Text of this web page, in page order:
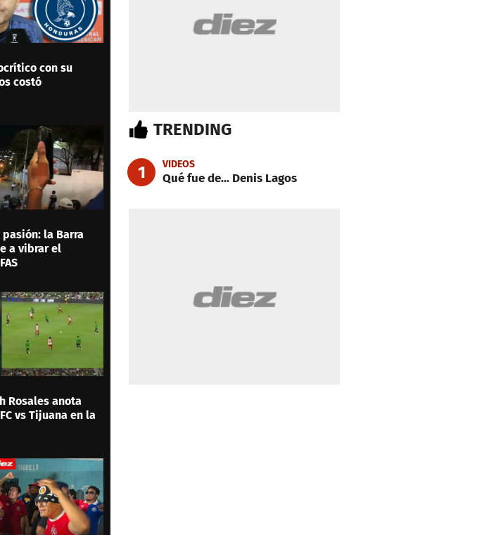
con su
costó
la Barra
a vibrar el
Rosales anota
vs Tijuana en la
TRENDING
1 VIDEOS
Qué fue de... Denis Lagos